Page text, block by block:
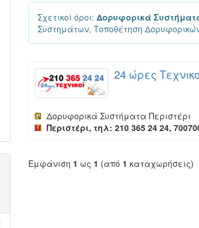
Σχετικοί όροι: Δορυφορικά
Συστημάτων, Τοποθέτηση
24 ώρες
Δορυφορικά Συστήματα Περιστέρι
Περιστέρι, τηλ: 210 365 24 24,
Εμφάνιση 1 ως 1 (από 1 καταχωρήσεις)